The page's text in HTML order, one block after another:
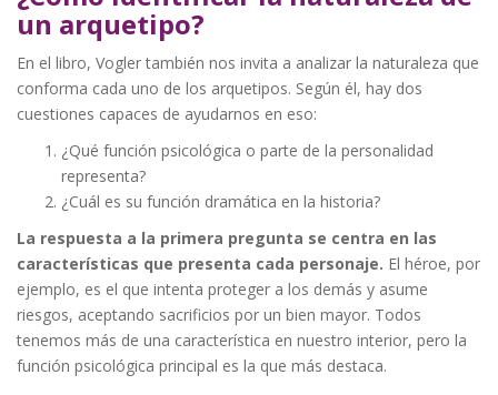
un arquetipo?
En el libro, Vogler también nos invita a analizar la naturaleza que
conforma cada uno de los arquetipos. Según él, hay dos
cuestiones capaces de ayudarnos en eso:
¿Qué función psicológica o parte de la personalidad
representa?
¿Cuál es su función dramática en la historia?
La respuesta a la primera pregunta se centra en las
características que presenta cada personaje. El héroe, por
ejemplo, es el que intenta proteger a los demás y asume
riesgos, aceptando sacrificios por un bien mayor. Todos
tenemos más de una característica en nuestro interior, pero la
función psicológica principal es la que más destaca.